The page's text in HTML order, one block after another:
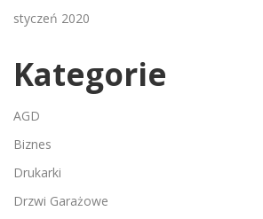
styczeń 2020
Kategorie
AGD
Biznes
Drukarki
Drzwi Garażowe